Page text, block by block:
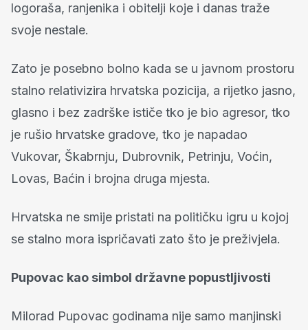
logoraša, ranjenika i obitelji koje i danas traže
svoje nestale.
Zato je posebno bolno kada se u javnom prostoru
stalno relativizira hrvatska pozicija, a rijetko jasno,
glasno i bez zadrške ističe tko je bio agresor, tko
je rušio hrvatske gradove, tko je napadao
Vukovar, Škabrnju, Dubrovnik, Petrinju, Voćin,
Lovas, Baćin i brojna druga mjesta.
Hrvatska ne smije pristati na političku igru u kojoj
se stalno mora ispričavati zato što je preživjela.
Pupovac kao simbol državne popustljivosti
Milorad Pupovac godinama nije samo manjinski